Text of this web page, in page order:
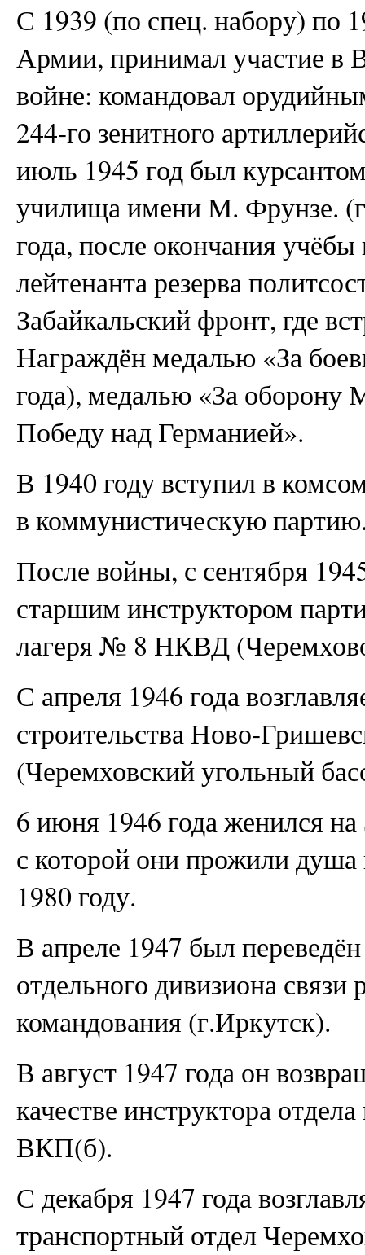
С 1939 (по спец. набору) по
Армии, принимал участие в
войне: командовал
244-го зенитного
июль 1945 год был
училища имени М. Фрунзе.
года, после окончания
лейтенанта резерва
Забайкальский фронт, где
Награждён медалью «За
года), медалью «За
Победу над Германией».
В 1940 году вступил в
в коммунистическую
После войны, с сентября
старшим инструктором
лагеря № 8 НКВД
С апреля 1946 года
строительства Ново-
(Черемховский угольный
6 июня 1946 года женился
с которой они прожили
1980 году.
В апреле 1947 был
отдельного дивизиона связи
командования (г.Иркутск).
В август 1947 года он
качестве инструктора
ВКП(б).
С декабря 1947 года
транспортный отдел